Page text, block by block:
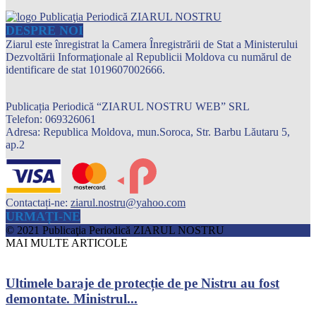
DESPRE NOI
Ziarul este înregistrat la Camera Înregistrării de Stat a Ministerului
Dezvoltării Informaţionale al Republicii Moldova cu numărul de
identificare de stat 1019607002666.
Publicația Periodică “ZIARUL NOSTRU WEB” SRL
Telefon: 069326061
Adresa: Republica Moldova, mun.Soroca, Str. Barbu Lăutaru 5,
ap.2
Contactați-ne: ziarul.nostru@yahoo.com
URMAȚI-NE
© 2021 Publicaţia Periodică ZIARUL NOSTRU
MAI MULTE ARTICOLE
Ultimele baraje de protecție de pe Nistru au fost
demontate. Ministrul...